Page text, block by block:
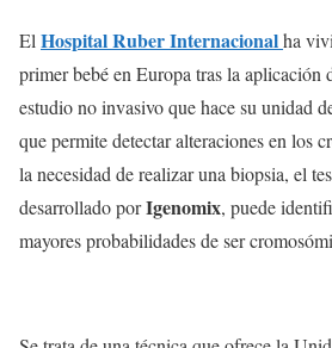
ElHospital Ruber Internacionalha
primer bebé en Europa tras la
estudio no invasivo que hace su unidad
que permite detectar alteraciones en los
la necesidad de realizar una biopsia, el
desarrollado porIgenomix, puede
mayores probabilidades de ser